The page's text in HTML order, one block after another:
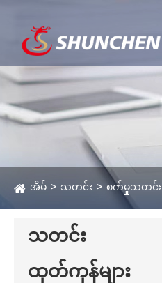
အိမ် သတင်း စက်မှုသတင်း
သတင်း
ထုတ်ကုန်များ